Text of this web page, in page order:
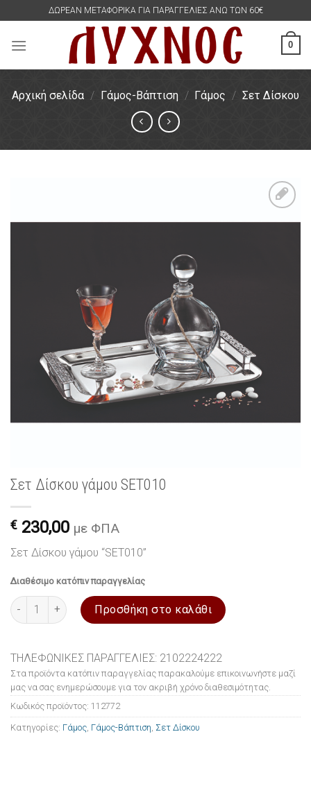
content
ΔΩΡΕΑΝ ΜΕΤΑΦΟΡΙΚΑ ΓΙΑ ΠΑΡΑΓΓΕΛΙΕΣ ΑΝΩ ΤΩΝ 60€
0
Αρχική σελίδα / Γάμος-Βάπτιση / Γάμος / Σετ Δίσκου
Πρόσθήκη
Σετ Δίσκου γάμου SET010
€ 230,00 με ΦΠΑ
Σετ Δίσκου γάμου “SET010”
Διαθέσιμο κατόπιν παραγγελίας
Σετ Δίσκου γάμου SET010 ποσότητα
Προσθήκη στο καλάθι
ΤΗΛΕΦΩΝΙΚΕΣ ΠΑΡΑΓΓΕΛΙΕΣ: 2102224222
Στα προϊόντα κατόπιν παραγγελίας παρακαλούμε επικοινωνήστε μαζί
μας να σας ενημερώσουμε για τον ακριβή χρόνο διαθεσιμότητας.
Κωδικός προϊόντος: 112772
Κατηγορίες: Γάμος Γάμος-Βάπτιση Σετ Δίσκου